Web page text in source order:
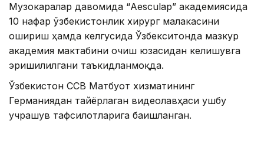
Музокаралар давомида “Aesculap” академиясида
10 нафар ўзбекистонлик хирург малакасини
ошириш ҳамда келгусида Ўзбекситонда мазкур
академия мактабини очиш юзасидан келишувга
эришилилгани таъкидланмоқда.
Ўзбекистон ССВ Матбуот хизматининг
Германиядан тайёрлаган видеолавҳаси ушбу
учрашув тафсилотларига бағишланган.